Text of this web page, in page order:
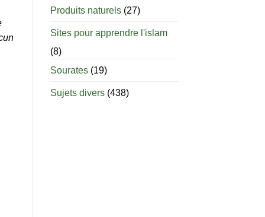
Produits naturels(27)
Sites pour apprendre l'islam
(8)
Sourates(19)
Sujets divers(438)